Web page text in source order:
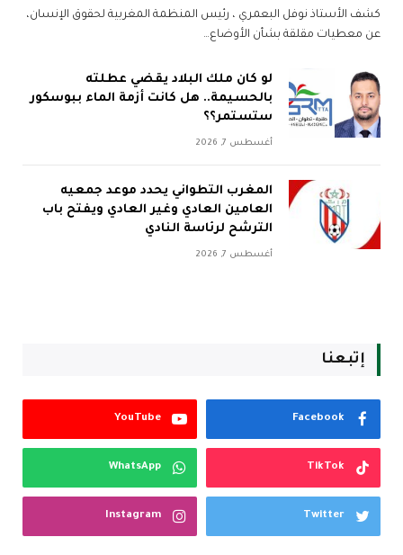
كشف الأستاذ نوفل البعمري ، رئيس المنظمة المغربية لحقوق الإنسان،
عن معطيات مقلقة بشأن الأوضاع…
لو كان ملك البلاد يقضي عطلته
بالحسيمة.. هل كانت أزمة الماء ببوسكور
ستستمر؟؟
أغسطس 7, 2026
المغرب التطواني يحدد موعد جمعيه
العامين العادي وغير العادي ويفتح باب
الترشح لرئاسة النادي
أغسطس 7, 2026
إتبعنا
Facebook
YouTube
TikTok
WhatsApp
Twitter
Instagram